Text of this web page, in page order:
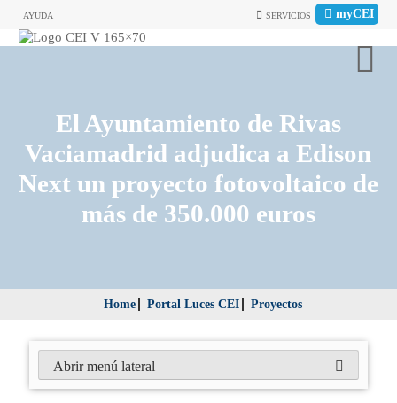
AYUDA myCEI
SERVICIOS
El Ayuntamiento de Rivas
Vaciamadrid adjudica a Edison
Next un proyecto fotovoltaico de
más de 350.000 euros
Home Portal Luces CEI Proyectos
Abrir menú lateral